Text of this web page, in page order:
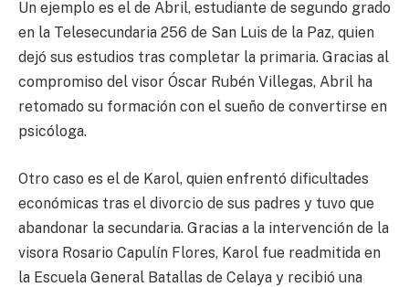
Un ejemplo es el de Abril, estudiante de segundo grado
en la Telesecundaria 256 de San Luis de la Paz, quien
dejó sus estudios tras completar la primaria. Gracias al
compromiso del visor Óscar Rubén Villegas, Abril ha
retomado su formación con el sueño de convertirse en
psicóloga.
Otro caso es el de Karol, quien enfrentó dificultades
económicas tras el divorcio de sus padres y tuvo que
abandonar la secundaria. Gracias a la intervención de la
visora Rosario Capulín Flores, Karol fue readmitida en
la Escuela General Batallas de Celaya y recibió una